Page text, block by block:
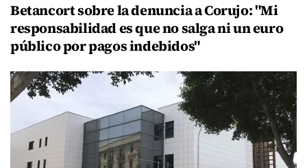
Betancort sobre la denuncia a Corujo: "Mi
responsabilidad es que no salga ni un euro
público por pagos indebidos"